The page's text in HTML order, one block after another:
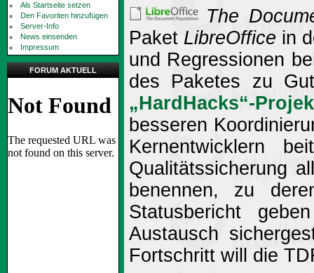
Als Startseite setzen
Den Favoriten hinzufügen
Server-Info
News einsenden
Impressum
FORUM AKTUELL
The
Paket LibreOffice in
und Regressionen
des Paketes zu
„HardHacks“-
besseren
Kernentwicklern
Qualitätssicherung
benennen, zu
Statusbericht
Austausch
Fortschritt will die